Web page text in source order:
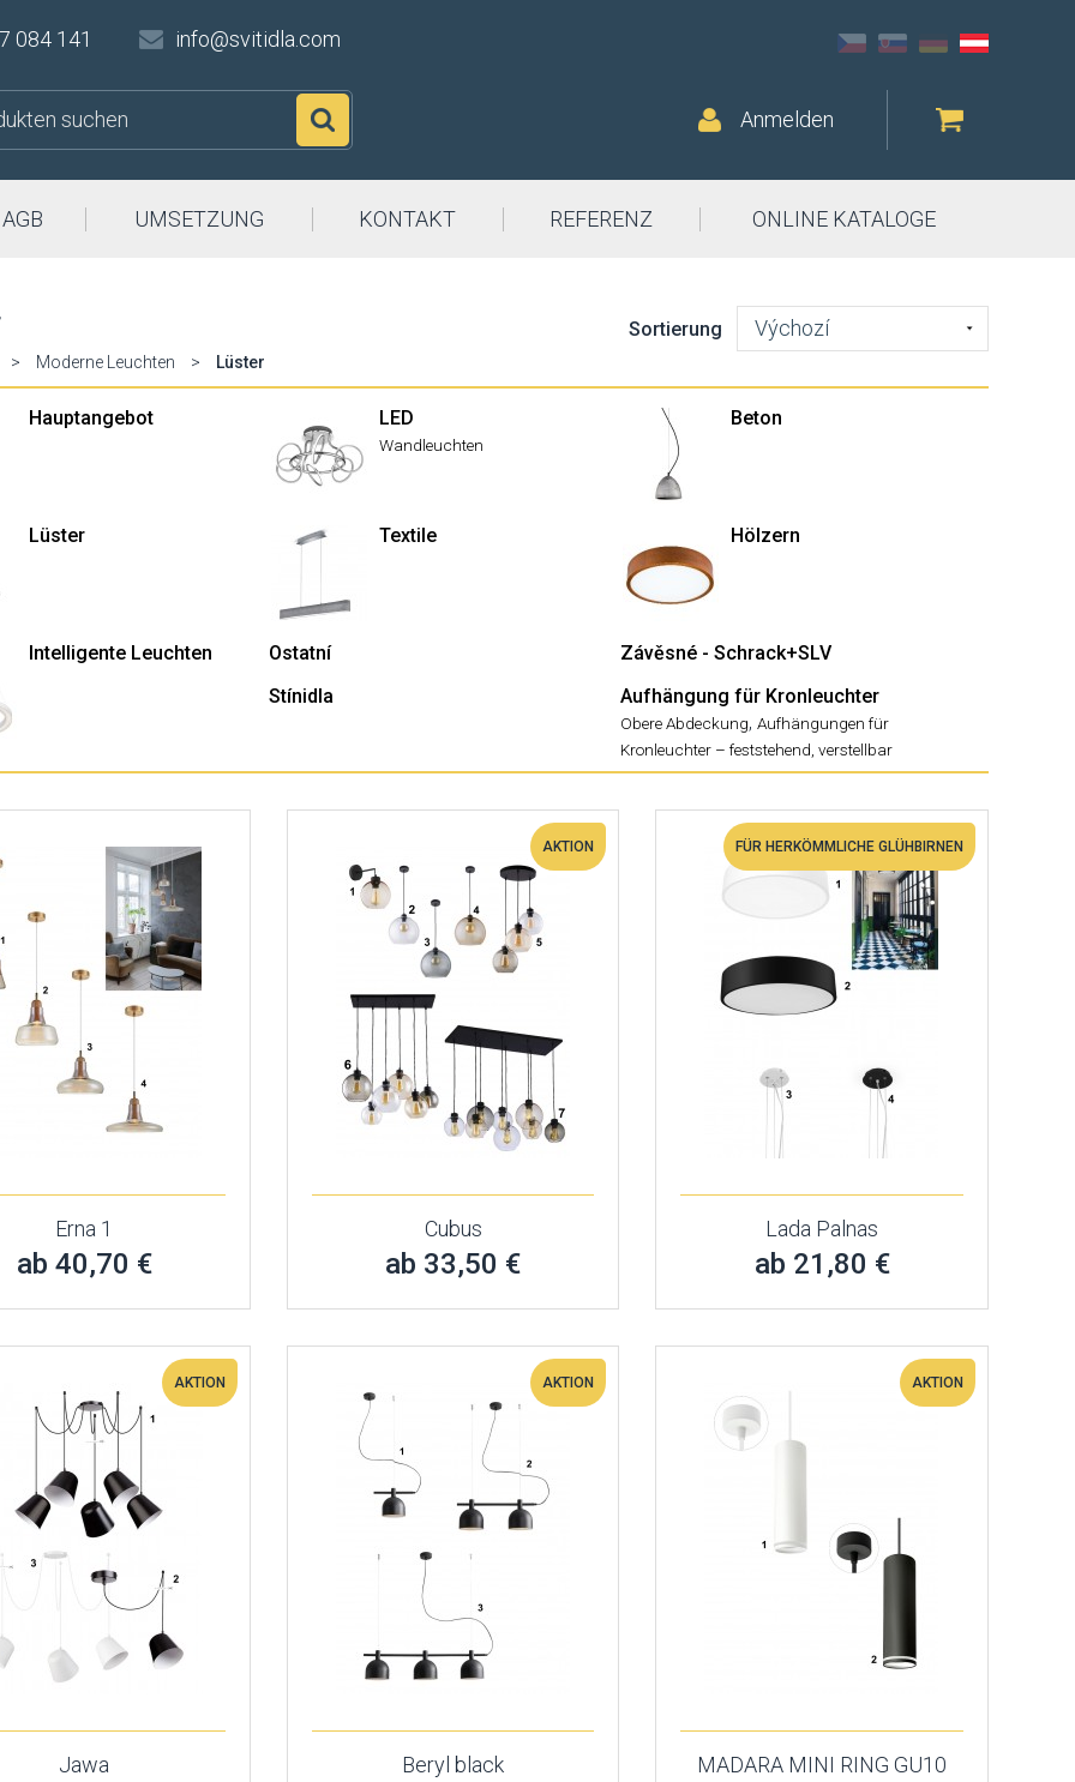
084 141 info@svitidla.com
Anmelden
AGB UMSETZUNG KONTAKT REFERENZ ONLINE KATALOGE
> Moderne Leuchten > Lüster
Sortierung Výchozí
Hauptangebot LED
Wandleuchten
Beton
Lüster Textile Hölzern
Intelligente Leuchten Ostatní
Závěsné - Schrack+SLV
Stínidla
Aufhängung für Kronleuchter
Obere Abdeckung, Aufhängungen für
Kronleuchter – feststehend, verstellbar
Erna 1
ab 40,70 €
AKTION
Cubus
ab 33,50 €
FÜR HERKÖMMLICHE GLÜHBIRNEN
Lada Palnas
ab 21,80 €
AKTION
Jawa
AKTION
Beryl black
AKTION
MADARA MINI RING GU10